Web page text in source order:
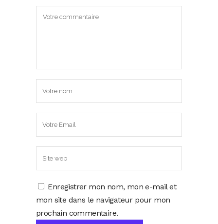
Enregistrer mon nom, mon e-mail et
mon site dans le navigateur pour mon
prochain commentaire.